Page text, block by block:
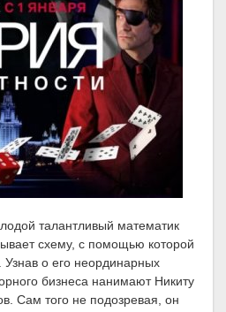
талантливый математик
схему, с помощью которой
Узнав о его неординарных
бизнеса нанимают Никиту
Сам того не подозревая, он